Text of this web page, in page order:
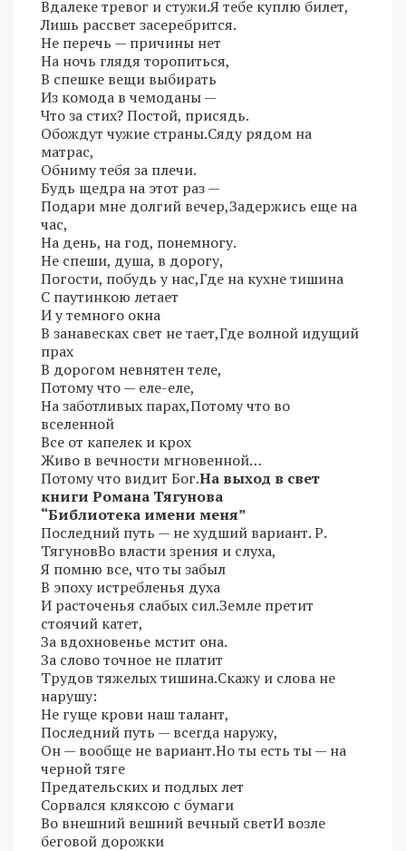
Вдалеке тревог и стужи.Я тебе куплю билет,
Лишь рассвет засеребрится.
Не перечь — причины нет
На ночь глядя торопиться,
В спешке вещи выбирать
Из комода в чемоданы —
Что за стих? Постой, присядь.
Обождут чужие страны.Сяду рядом на
матрас,
Обниму тебя за плечи.
Будь щедра на этот раз —
Подари мне долгий вечер,Задержись еще на
час,
На день, на год, понемногу.
Не спеши, душа, в дорогу,
Погости, побудь у нас,Где на кухне тишина
С паутинкою летает
И у темного окна
В занавесках свет не тает,Где волной идущий
прах
В дорогом невнятен теле,
Потому что — еле-еле,
На заботливых парах,Потому что во
вселенной
Все от капелек и крох
Живо в вечности мгновенной…
Потому что видит Бог.На выход в свет
книги Романа Тягунова
“Библиотека имени меня”
Последний путь — не худший вариант. Р.
ТягуновВо власти зрения и слуха,
Я помню все, что ты забыл
В эпоху истребленья духа
И расточенья слабых сил.Земле претит
стоячий катет,
За вдохновенье мстит она.
За слово точное не платит
Трудов тяжелых тишина.Скажу и слова не
нарушу:
Не гуще крови наш талант,
Последний путь — всегда наружу,
Он — вообще не вариант.Но ты есть ты — на
черной тяге
Предательских и подлых лет
Сорвался кляксою с бумаги
Во внешний вешний вечный светИ возле
беговой дорожки